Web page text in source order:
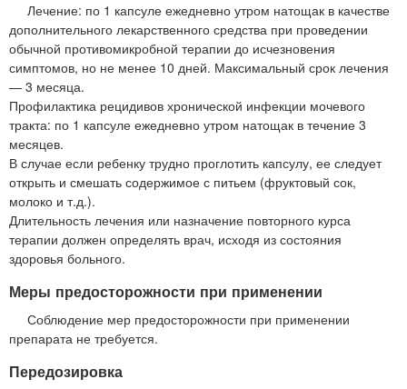
Лечение: по 1 капсуле ежедневно утром натощак в качестве
дополнительного лекарственного средства при проведении
обычной противомикробной терапии до исчезновения
симптомов, но не менее 10 дней. Максимальный срок лечения
— 3 месяца.
Профилактика рецидивов хронической инфекции мочевого
тракта: по 1 капсуле ежедневно утром натощак в течение 3
месяцев.
В случае если ребенку трудно проглотить капсулу, ее следует
открыть и смешать содержимое с питьем (фруктовый сок,
молоко и т.д.).
Длительность лечения или назначение повторного курса
терапии должен определять врач, исходя из состояния
здоровья больного.
Меры предосторожности при применении
Соблюдение мер предосторожности при применении
препарата не требуется.
Передозировка